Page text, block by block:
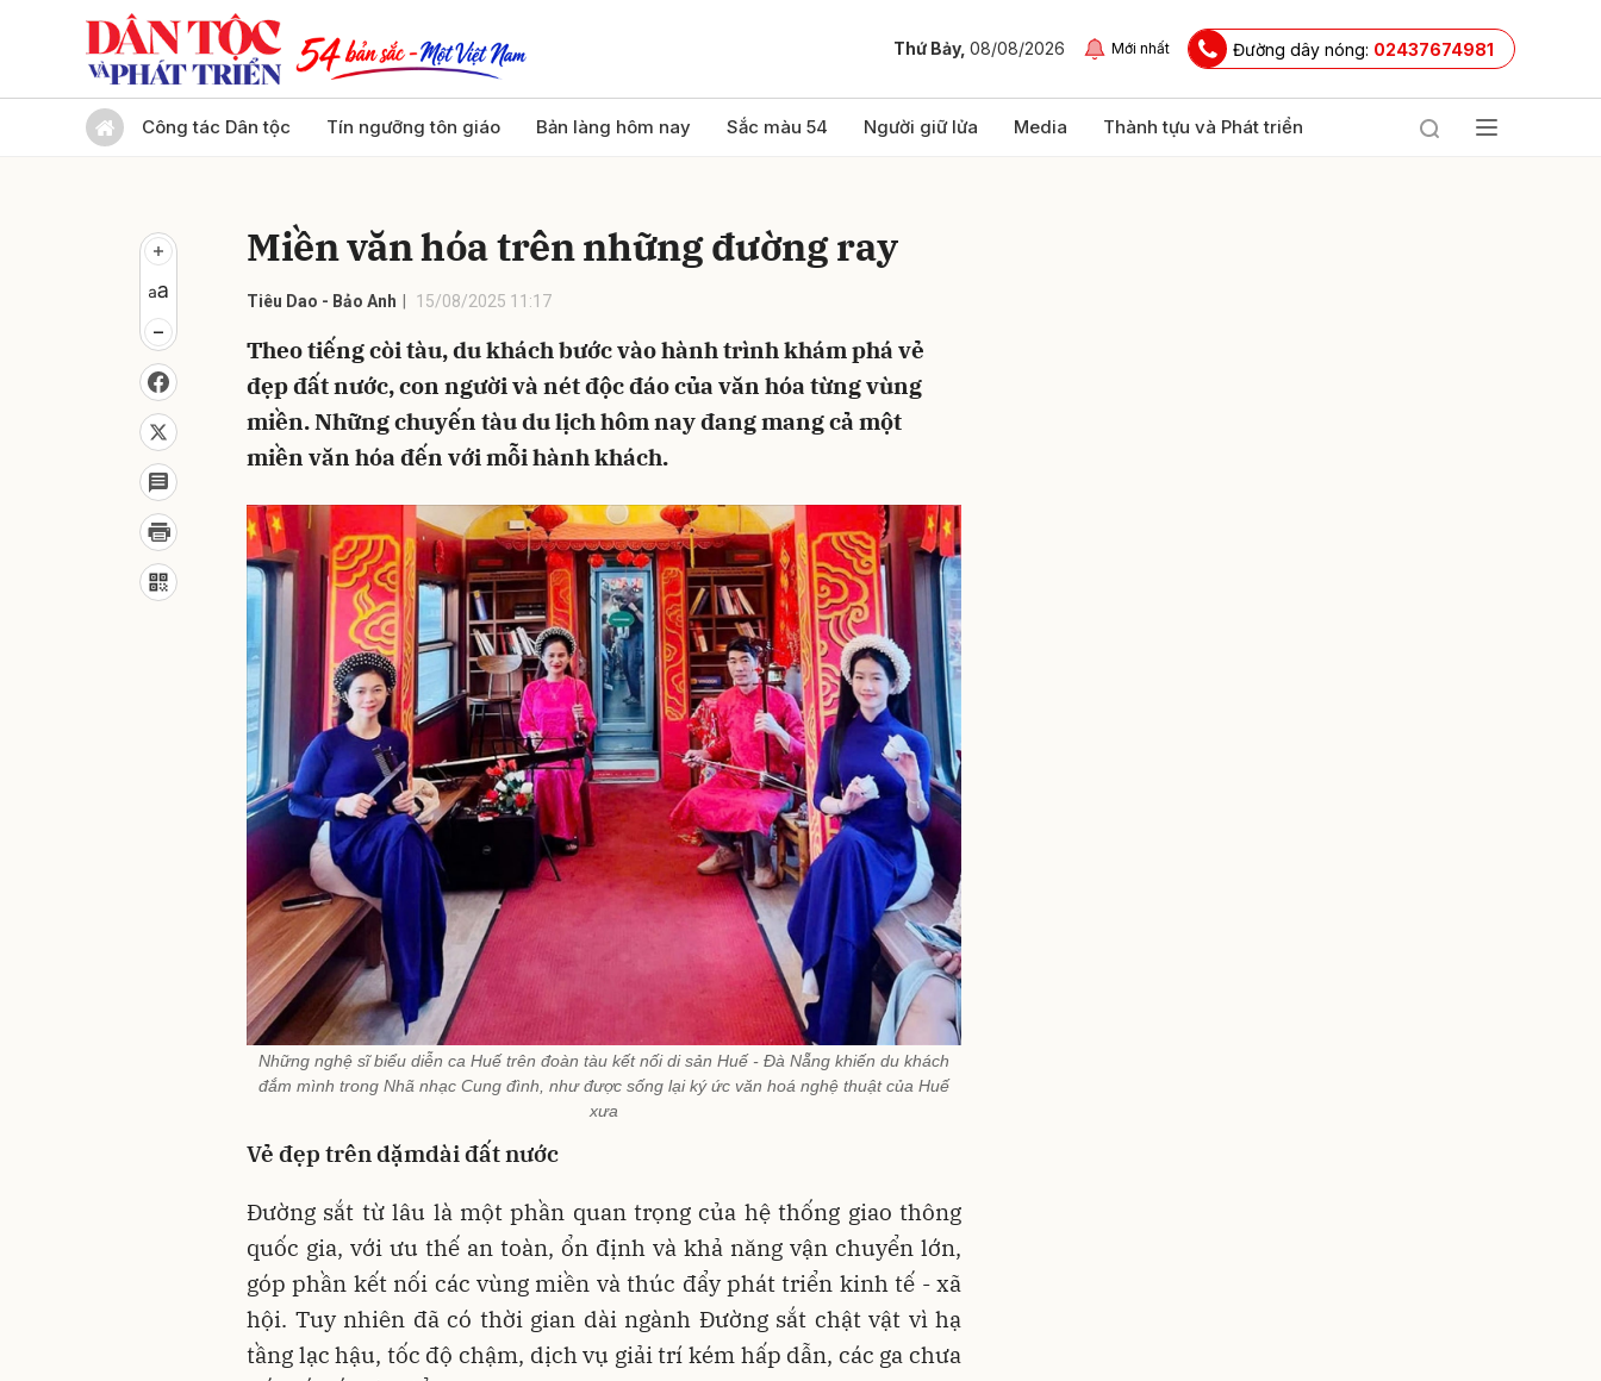
Thứ Bảy, 08/08/2026 Mới nhất Đường dây nóng: 02437674981
Công tác Dân tộc Tín ngưỡng tôn giáo Bản làng hôm nay Sắc màu 54 Người giữ lửa Media Thành tựu và Phát triển
Miền văn hóa trên những đường ray
Tiêu Dao - Bảo Anh 15/08/2025 11:17
Theo tiếng còi tàu, du khách bước vào hành trình khám phá vẻ
đẹp đất nước, con người và nét độc đáo của văn hóa từng vùng
miền. Những chuyến tàu du lịch hôm nay đang mang cả một
miền văn hóa đến với mỗi hành khách.
Những nghệ sĩ biểu diễn ca Huế trên đoàn tàu kết nối di sản Huế - Đà Nẵng khiến du khách
đắm mình trong Nhã nhạc Cung đình, như được sống lại ký ức văn hoá nghệ thuật của Huế
xưa
Vẻ đẹp trên dặmdài đất nước
Đường sắt từ lâu là một phần quan trọng của hệ thống giao thông
quốc gia, với ưu thế an toàn, ổn định và khả năng vận chuyển lớn,
góp phần kết nối các vùng miền và thúc đẩy phát triển kinh tế - xã
hội. Tuy nhiên đã có thời gian dài ngành Đường sắt chật vật vì hạ
tầng lạc hậu, tốc độ chậm, dịch vụ giải trí kém hấp dẫn, các ga chưa
Gửi bình luận